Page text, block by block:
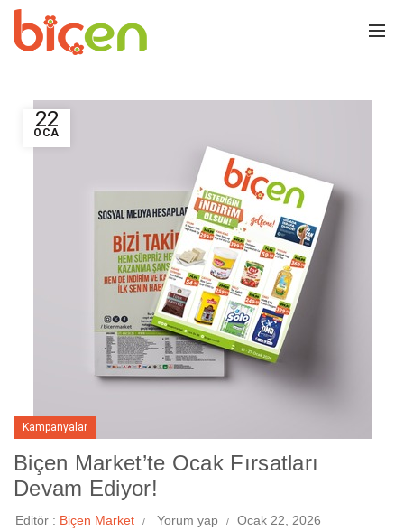
22
OCA
Kampanyalar
Biçen Market’te Ocak Fırsatları
Devam Ediyor!
Editör : Biçen Market Yorum yap Ocak 22, 2026